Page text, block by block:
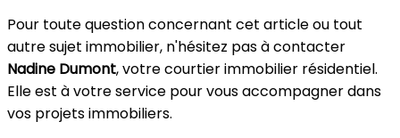
Pour toute question concernant cet article ou tout
autre sujet immobilier, n'hésitez pas à contacter
Nadine Dumont, votre courtier immobilier résidentiel.
Elle est à votre service pour vous accompagner dans
vos projets immobiliers.